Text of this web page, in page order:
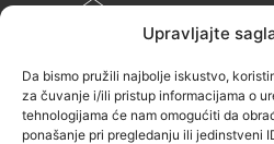
Upravljajte
Da bismo pružili najbolje iskustvo,
za čuvanje i/ili pristup informacijama o
tehnologijama će nam omogućiti da
ponašanje pri pregledanju ili jedinstveni
INFO@ZENIT.BA
ZENIČANKA, 3.